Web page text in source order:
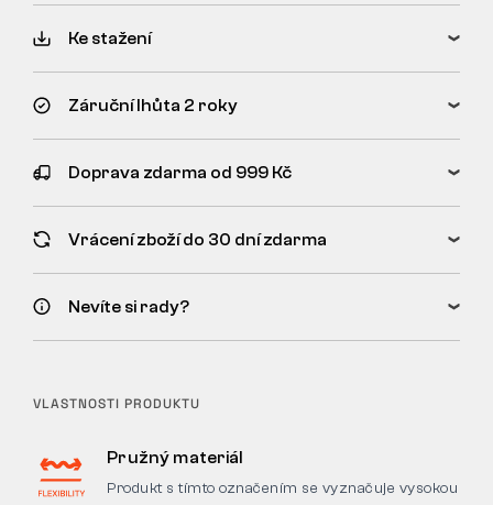
Ke stažení
Záruční lhůta 2 roky
Doprava zdarma od 999 Kč
Vrácení zboží do 30 dní zdarma
Nevíte si rady?
VLASTNOSTI PRODUKTU
Pružný materiál
Produkt s tímto označením se vyznačuje vysokou